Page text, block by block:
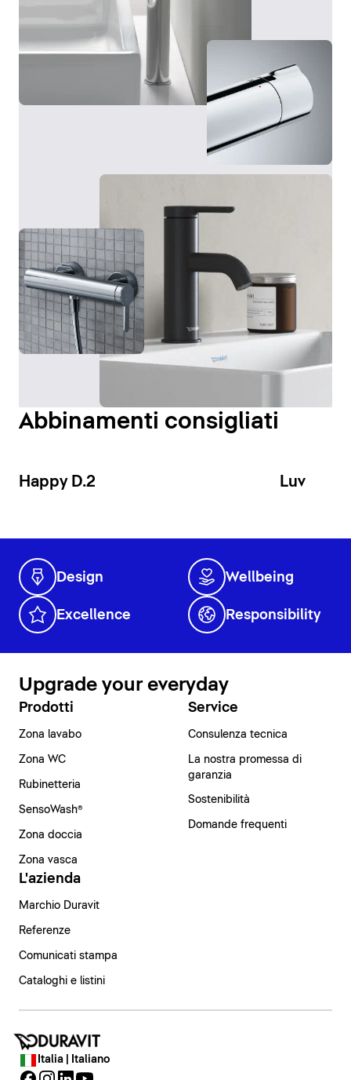
Abbinamenti consigliati
Happy D.2 Luv
Design Wellbeing
Excellence Responsibility
Upgrade your everyday
Prodotti
Zona lavabo
Zona WC
Rubinetteria
SensoWash®
Zona doccia
Zona vasca
Service
Consulenza tecnica
La nostra promessa di
garanzia
Sostenibilità
Domande frequenti
L'azienda
Marchio Duravit
Referenze
Comunicati stampa
Cataloghi e listini
Italia | Italiano